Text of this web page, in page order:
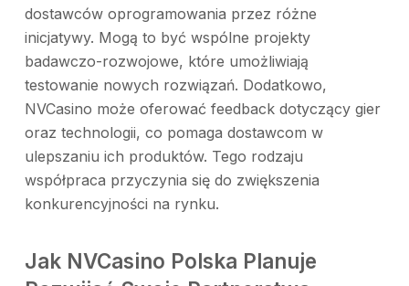
dostawców oprogramowania przez różne
inicjatywy. Mogą to być wspólne projekty
badawczo-rozwojowe, które umożliwiają
testowanie nowych rozwiązań. Dodatkowo,
NVCasino może oferować feedback dotyczący gier
oraz technologii, co pomaga dostawcom w
ulepszaniu ich produktów. Tego rodzaju
współpraca przyczynia się do zwiększenia
konkurencyjności na rynku.
Jak NVCasino Polska Planuje